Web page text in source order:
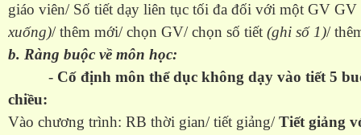
giáo viên/ Số tiết dạy liên tục tối đa đối với một GV GV
xuống)/ thêm mới/ chọn GV/ chọn số tiết (ghi số 1)/
b. Ràng buộc về môn học:
- Cố định môn thể dục không dạy vào tiết 5
chiều:
Vào chương trình: RB thời gian/ tiết giảng/Tiết giảng